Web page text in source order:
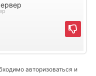
авторизоваться и